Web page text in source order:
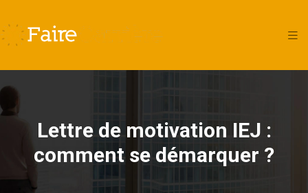
Lettre de motivation IEJ :
comment se démarquer ?